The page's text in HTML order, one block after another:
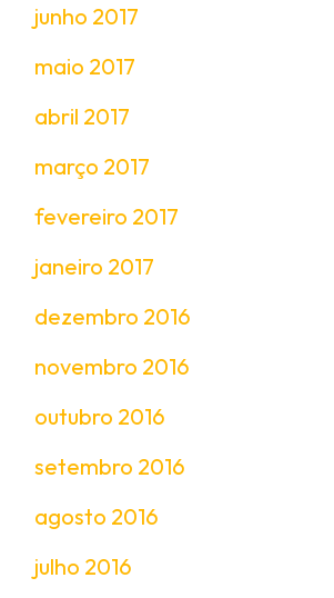
junho 2017
maio 2017
abril 2017
março 2017
fevereiro 2017
janeiro 2017
dezembro 2016
novembro 2016
outubro 2016
setembro 2016
agosto 2016
julho 2016